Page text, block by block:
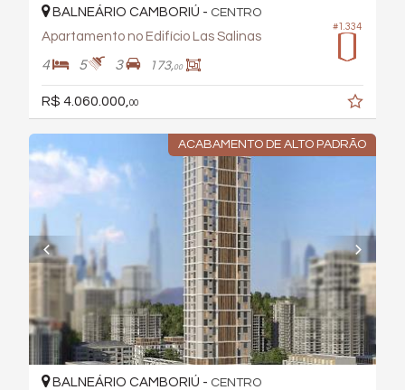
#1.334
BALNEÁRIO CAMBORIÚ - CENTRO
Apartamento no Edifício Las Salinas
4 5 3 173,00
R$ 4.060.000,00
ACABAMENTO DE ALTO PADRÃO
BALNEÁRIO CAMBORIÚ - CENTRO